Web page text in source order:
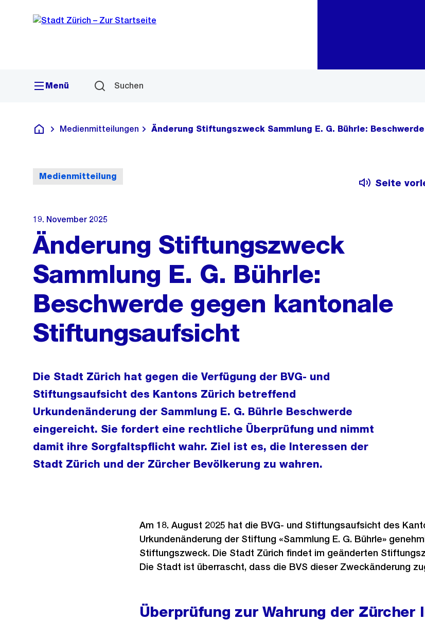
Navigation
Sprunglink
Menü Suchen
Deutsch
Medienmitteilungen Änderung Stiftungszweck Sammlung E. G. Bührle:
Medienmitteilung
Seite
19. November 2025
Änderung Stiftungszweck
Sammlung E. G. Bührle:
Beschwerde gegen kantonale
Stiftungsaufsicht
Die Stadt Zürich hat gegen die Verfügung der BVG- und
Stiftungsaufsicht des Kantons Zürich betreffend
Urkundenänderung der Sammlung E. G. Bührle Beschwerde
eingereicht. Sie fordert eine rechtliche Überprüfung und nimmt
damit ihre Sorgfaltspflicht wahr. Ziel ist es, die Interessen der
Stadt Zürich und der Zürcher Bevölkerung zu wahren.
Am 18. August 2025 hat die BVG- und Stiftungsaufsicht des
Urkundenänderung der Stiftung «Sammlung E. G. Bührle»
Stiftungszweck. Die Stadt Zürich findet im geänderten
Die Stadt ist überrascht, dass die BVS dieser Zweckänderung
Überprüfung zur Wahrung der Zürcher